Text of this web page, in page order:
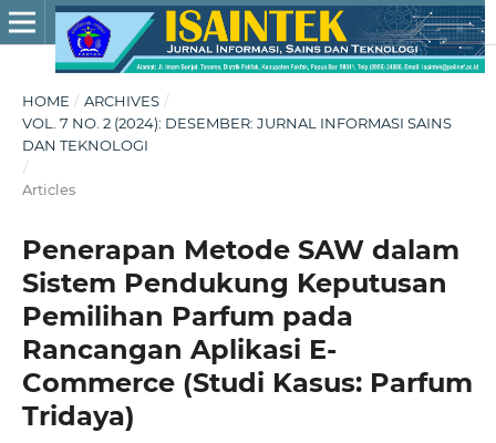
HOME / ARCHIVES /
VOL. 7 NO. 2 (2024): DESEMBER: JURNAL INFORMASI SAINS
DAN TEKNOLOGI
/
Articles
Penerapan Metode SAW dalam
Sistem Pendukung Keputusan
Pemilihan Parfum pada
Rancangan Aplikasi E-
Commerce (Studi Kasus: Parfum
Tridaya)